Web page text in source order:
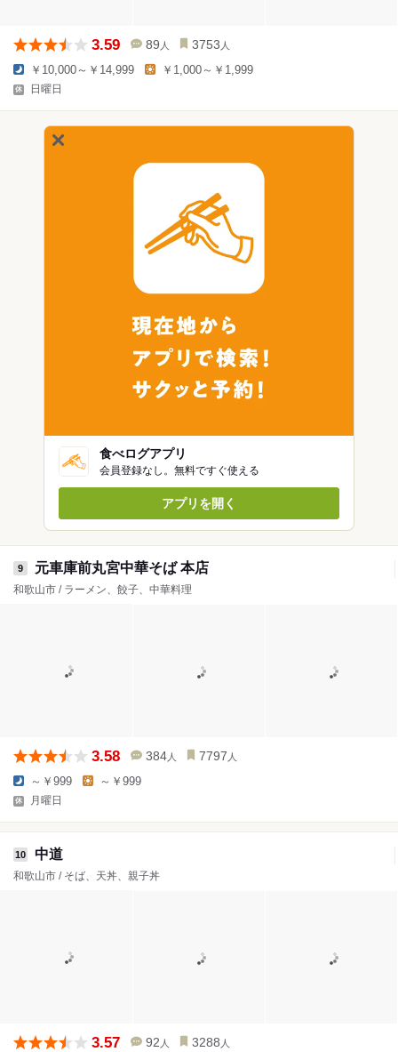
3.59 89 人 3753 人
￥10,000～￥14,999 ￥1,000～￥1,999
日曜日
食べログアプリ
会員登録なし。無料ですぐ使える
アプリを開く
9 元車庫前丸宮中華そば 本店
和歌山市 / ラーメン、餃子、中華料理
3.58 384 人 7797 人
～￥999 ～￥999
月曜日
10 中道
和歌山市 / そば、天丼、親子丼
3.57 92 人 3288 人